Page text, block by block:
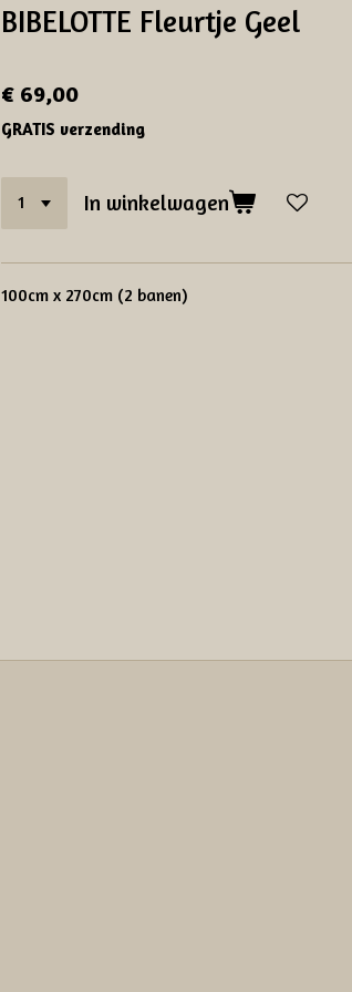
BIBELOTTE Fleurtje Geel
€ 69,00
GRATIS verzending
In winkelwagen
100cm x 270cm (2 banen)